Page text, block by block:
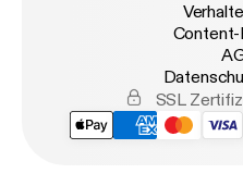
Content-
SSL